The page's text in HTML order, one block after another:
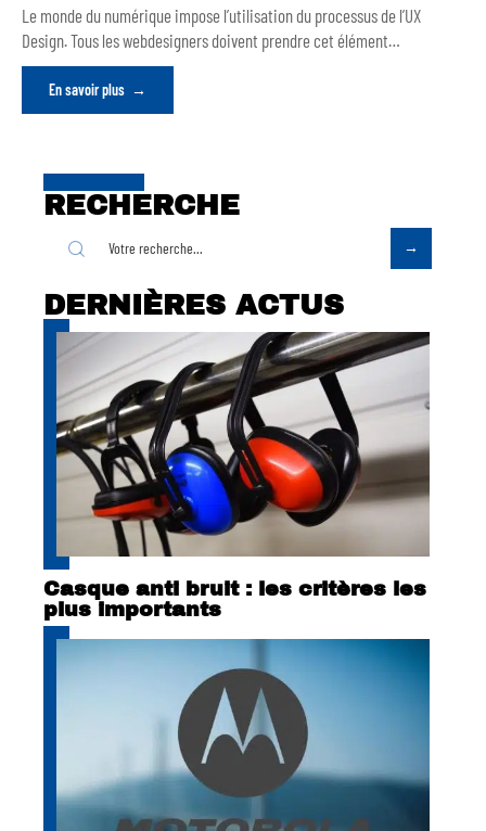
Le monde du numérique impose l’utilisation du processus de l’UX
Design. Tous les webdesigners doivent prendre cet élément…
En savoir plus
RECHERCHE
DERNIÈRES ACTUS
Casque anti bruit : les critères les
plus importants